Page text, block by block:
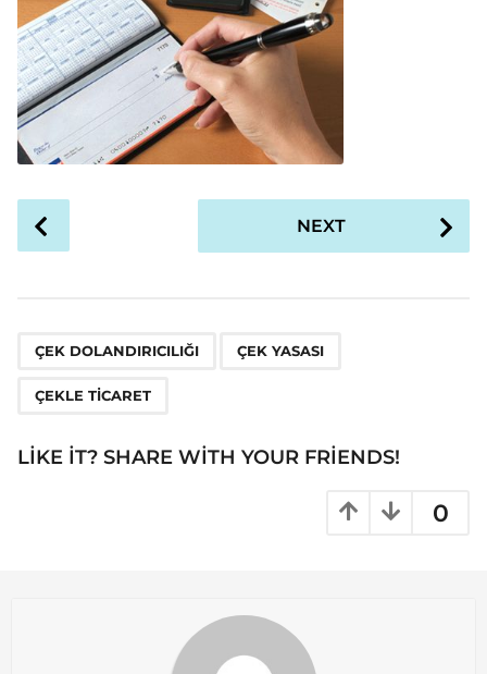
o
n
a
NEXT
ÇEK DOLANDIRICILIĞI ÇEK YASASI
ÇEKLE TICARET
LIKE IT? SHARE WITH YOUR FRIENDS!
0